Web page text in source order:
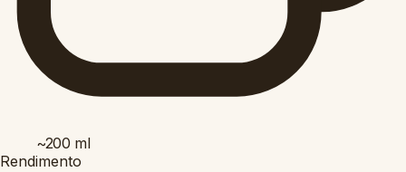
~200 ml
Rendimento